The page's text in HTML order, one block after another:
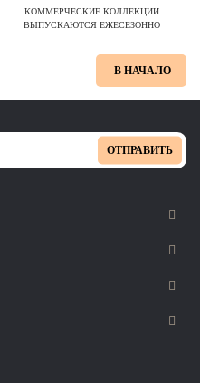
КОММЕРЧЕСКИЕ КОЛЛЕКЦИИ
ВЫПУСКАЮТСЯ ЕЖЕСЕЗОННО
В НАЧАЛО
ОТПРАВИТЬ